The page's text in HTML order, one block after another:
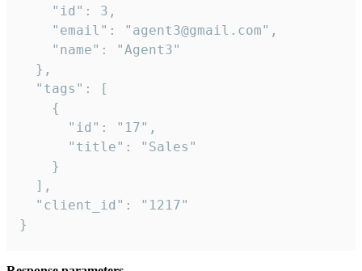
    "id": 3,
    "email": "agent3@gmail.com",
    "name": "Agent3"
  },
  "tags": [
    {
      "id": "17",
      "title": "Sales"
    }
  ],
  "client_id": "1217"
}